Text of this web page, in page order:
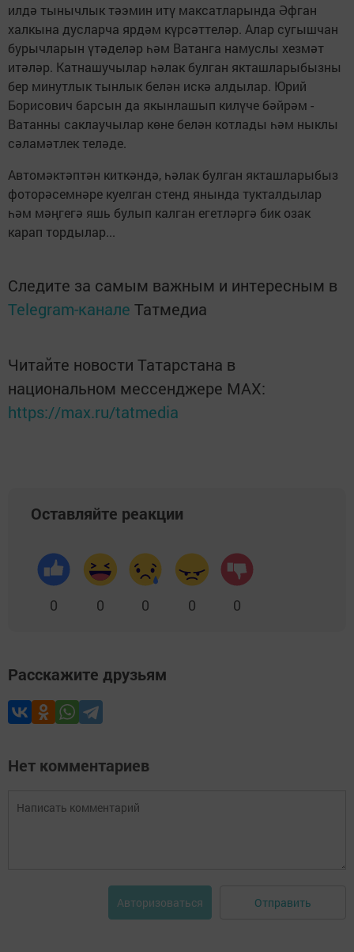
илдә тынычлык тәэмин итү максатларында Әфган
халкына дусларча ярдәм күрсәттеләр. Алар сугышчан
бурычларын үтәделәр һәм Ватанга намуслы хезмәт
итәләр. Катнашучылар һәлак булган якташларыбызны
бер минутлык тынлык белән искә алдылар. Юрий
Борисович барсын да якынлашып килүче бәйрәм -
Ватанны саклау­чылар көне белән котлады һәм ныклы
сәламәтлек теләде.
Автомәктәптән киткәндә, һәлак булган якташларыбыз
фоторәсемнәре куелган стенд янында тукталдылар
һәм мәңгегә яшь булып калган егетләргә бик озак
карап тордылар...
Следите за самым важным и интересным в
Telegram-канале Татмедиа
Читайте новости Татарстана в
национальном мессенджере MАХ:
https://max.ru/tatmedia
Оставляйте реакции
0 0 0 0 0
Расскажите друзьям
Нет комментариев
Авторизоваться Отправить